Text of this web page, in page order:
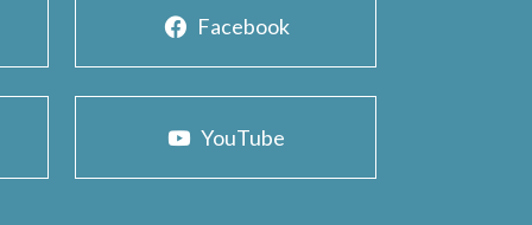
Facebook
YouTube